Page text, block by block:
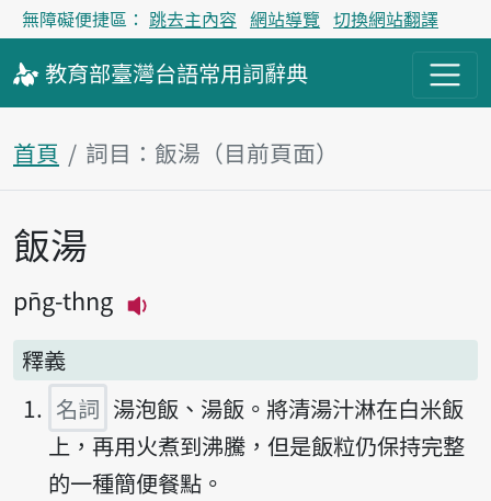
無障礙便捷區： 跳去主內容 網站導覽 切換網站翻譯
教育部臺灣台語常用詞辭典
首頁 詞目：飯湯（目前頁面）
主內容區塊
飯湯
pn̄g-thng
釋義
名詞 湯泡飯、湯飯。將清湯汁淋在白米飯
上，再用火煮到沸騰，但是飯粒仍保持完整
的一種簡便餐點。